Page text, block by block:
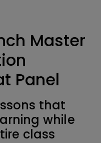
Master
Panel
that
while
class